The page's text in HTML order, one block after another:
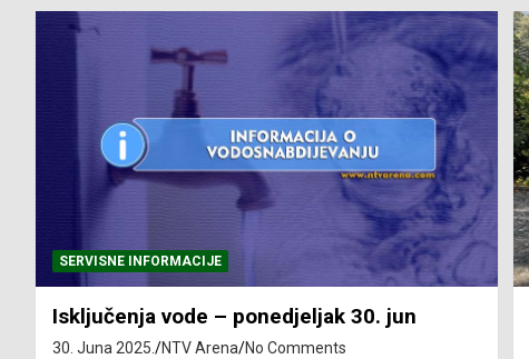
SERVISNE INFORMACIJE
Isključenja vode – ponedjeljak 30. jun
30. Juna 2025. NTV Arena No Comments